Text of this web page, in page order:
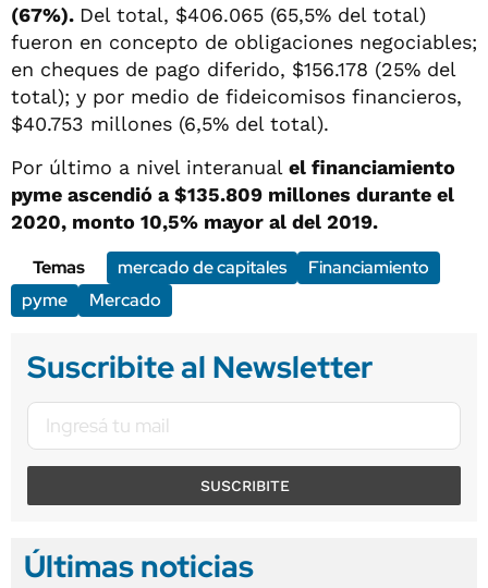
(67%). Del total, $406.065 (65,5% del total)
fueron en concepto de obligaciones negociables;
en cheques de pago diferido, $156.178 (25% del
total); y por medio de fideicomisos financieros,
$40.753 millones (6,5% del total).
Por último a nivel interanual el financiamiento
pyme ascendió a $135.809 millones durante el
2020, monto 10,5% mayor al del 2019.
Temas
mercado de capitales
Financiamiento
pyme
Mercado
Suscribite al Newsletter
SUSCRIBITE
Últimas noticias